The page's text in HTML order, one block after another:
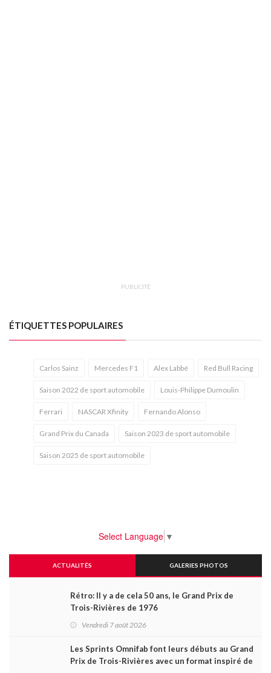
PUBLICITÉ
ÉTIQUETTES POPULAIRES
Carlos Sainz Mercedes F1 Alex Labbé Red Bull Racing
Saison 2022 de sport automobile Louis-Philippe Dumoulin
Ferrari NASCAR Xfinity Fernando Alonso
Grand Prix du Canada Saison 2023 de sport automobile
Saison 2025 de sport automobile
Select Language ▼
ACTUALITÉS GALERIES PHOTOS
Rétro: Il y a de cela 50 ans, le Grand Prix de
Trois-Rivières de 1976
Vendredi 7 août 2026
Les Sprints Omnifab font leurs débuts au Grand
Prix de Trois-Rivières avec un format inspiré de